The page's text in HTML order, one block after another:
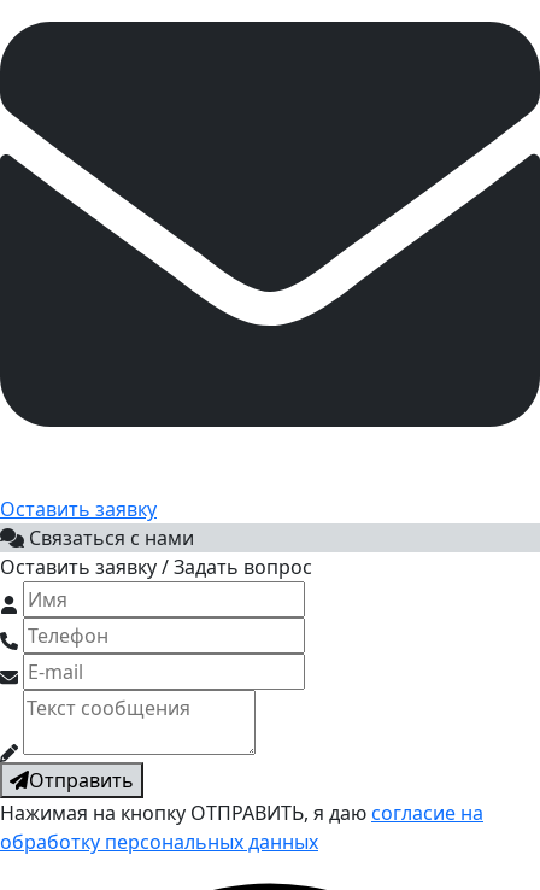
Оставить заявку
Связаться с нами
Оставить заявку / Задать вопрос
Отправить
Нажимая на кнопку ОТПРАВИТЬ, я даюсогласие на
обработку персональных данных